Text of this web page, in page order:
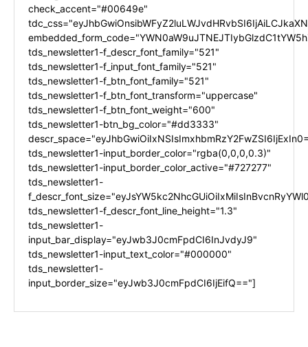
check_accent="#00649e"
tds_newsletter1-f_descr_font_family="521"
tds_newsletter1-f_input_font_family="521"
tds_newsletter1-f_btn_font_family="521"
tds_newsletter1-f_btn_font_transform="uppercase"
tds_newsletter1-f_btn_font_weight="600"
tds_newsletter1-btn_bg_color="#dd3333"
tds_newsletter1-input_border_color="rgba(0,0,0,0.3)"
tds_newsletter1-input_border_color_active="#727277"
tds_newsletter1-
tds_newsletter1-f_descr_font_line_height="1.3"
tds_newsletter1-
input_bar_display="eyJwb3J0cmFpdCI6InJvdyJ9"
tds_newsletter1-input_text_color="#000000"
tds_newsletter1-
input_border_size="eyJwb3J0cmFpdCI6IjEifQ=="]